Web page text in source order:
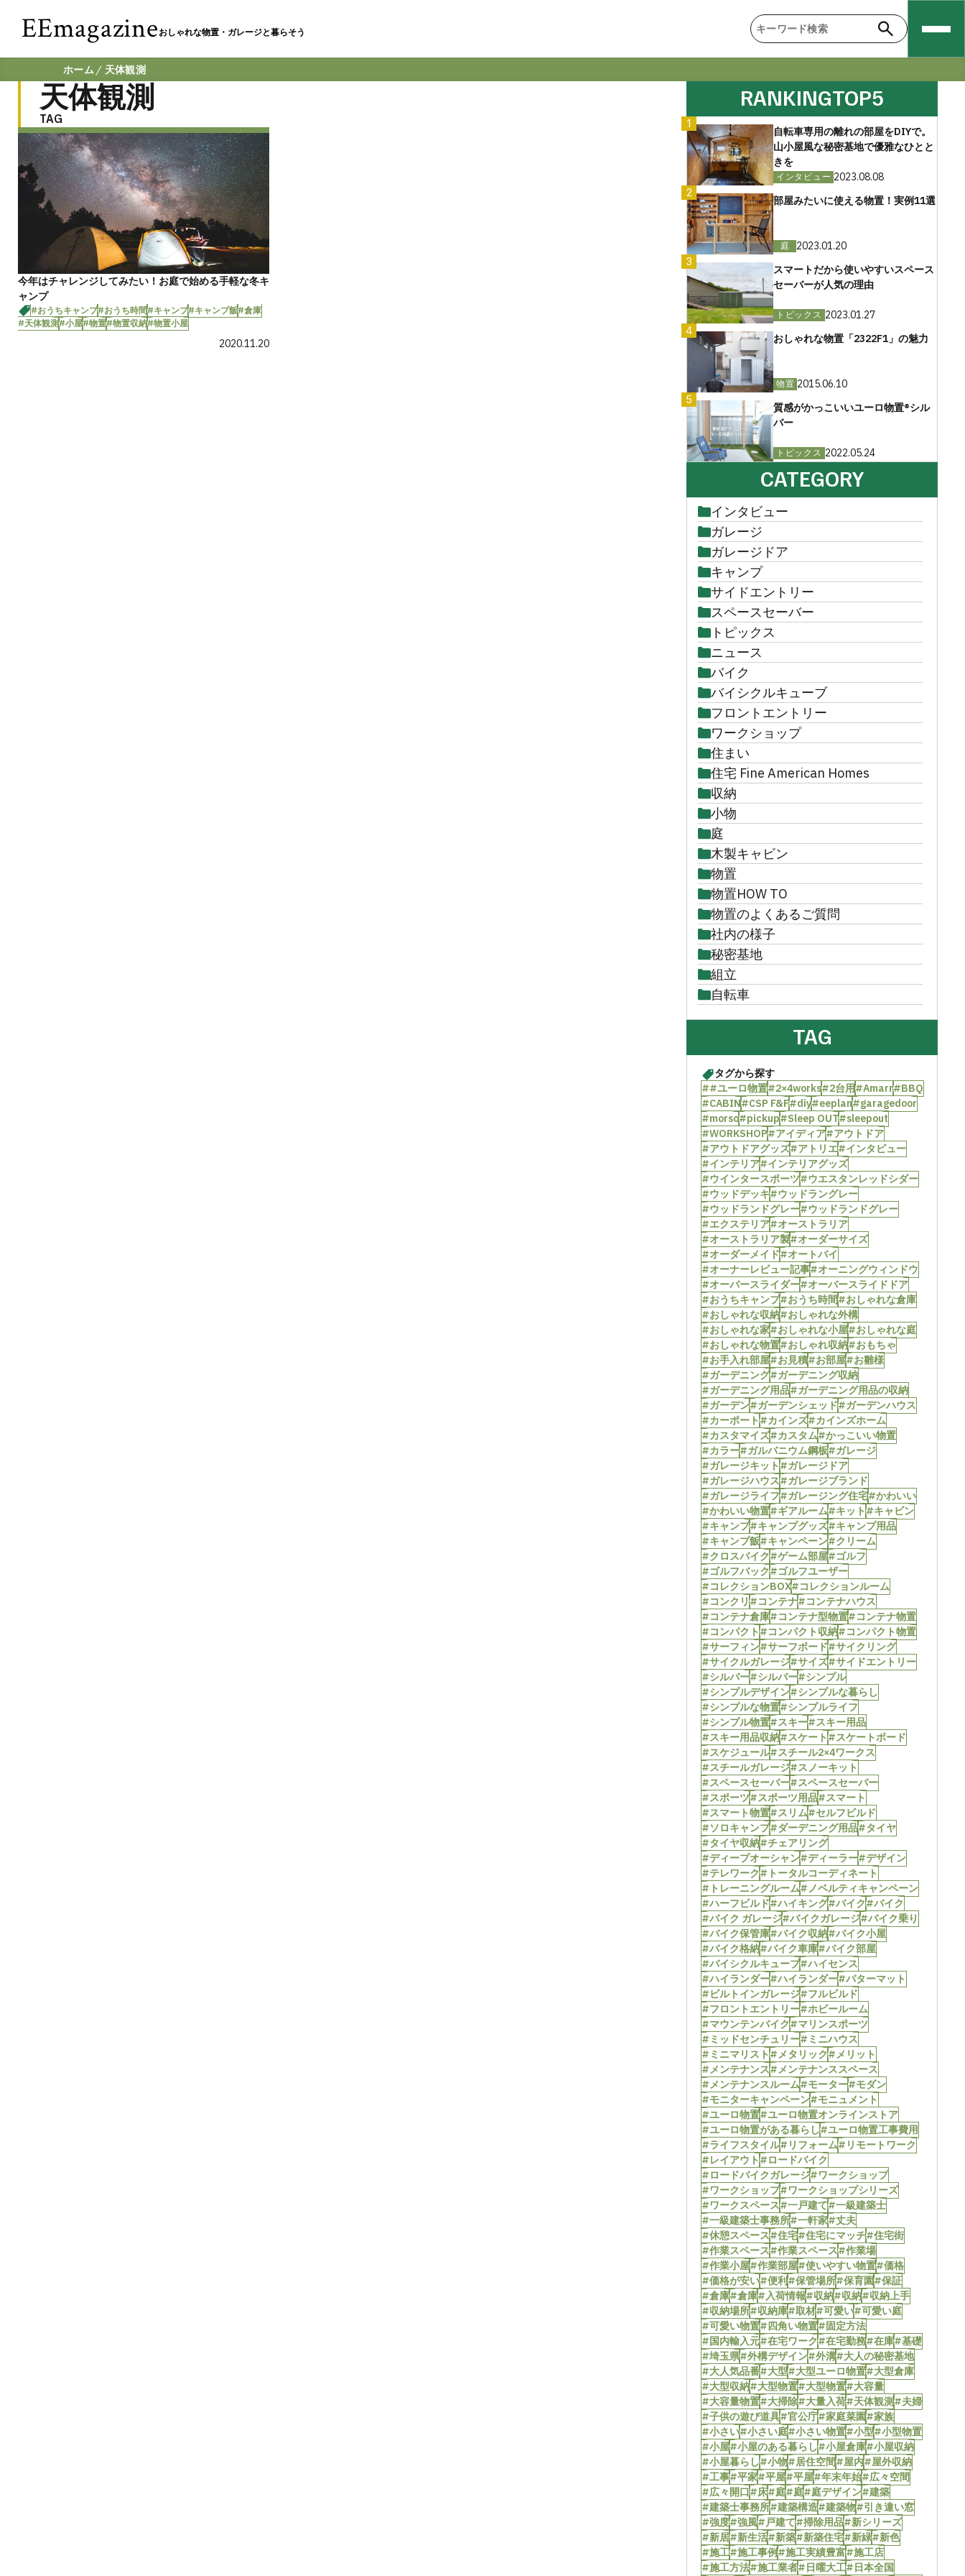
EEmagazine おしゃれな物置・ガレージと暮らそう
ホーム 天体観測
天体観測
TAG
今年はチャレンジしてみたい！お庭で始める手軽な冬キ
ャンプ
#おうちキャンプ#おうち時間#キャンプ#キャンプ飯#倉庫
#天体観測#小屋#物置#物置収納#物置小屋
2020.11.20
RANKINGTOP5
1
自転車専用の離れの部屋をDIYで。
山小屋風な秘密基地で優雅なひとと
きを
インタビュー 2023.08.08
2
部屋みたいに使える物置！実例11選
庭
2023.01.20
3
スマートだから使いやすいスペース
セーバーが人気の理由
トピックス 2023.01.27
4
おしゃれな物置「2322F1」の魅力
物置 2015.06.10
5
質感がかっこいいユーロ物置®︎シル
バー
トピックス 2022.05.24
CATEGORY
インタビュー
ガレージ
ガレージドア
キャンプ
サイドエントリー
スペースセーバー
トピックス
ニュース
バイク
バイシクルキューブ
フロントエントリー
ワークショップ
住まい
住宅 Fine American Homes
収納
小物
庭
木製キャビン
物置
物置HOW TO
物置のよくあるご質問
社内の様子
秘密基地
組立
自転車
TAG
タグから探す
##ユーロ物置#2×4works#2台用#Amarr#BBQ
#CABIN#CSP F&F#diy#eeplan#garagedoor
#morso#pickup#Sleep OUT#sleepout
#WORKSHOP#アイディア#アウトドア
#アウトドアグッズ#アトリエ#インタビュー
#インテリア#インテリアグッズ
#ウインタースポーツ#ウエスタンレッドシダー
#ウッドデッキ#ウッドラングレー
#ウッドランドグレー#ウッドランドグレー
#エクステリア#オーストラリア
#オーストラリア製#オーダーサイズ
#オーダーメイド#オートバイ
#オーナーレビュー記事#オーニングウィンドウ
#オーバースライダー#オーバースライドドア
#おうちキャンプ#おうち時間#おしゃれな倉庫
#おしゃれな収納#おしゃれな外構
#おしゃれな家#おしゃれな小屋#おしゃれな庭
#おしゃれな物置#おしゃれ収納#おもちゃ
#お手入れ部屋#お見積#お部屋#お雛様
#ガーデニング#ガーデニング収納
#ガーデニング用品#ガーデニング用品の収納
#ガーデン#ガーデンシェッド#ガーデンハウス
#カーポート#カインズ#カインズホーム
#カスタマイズ#カスタム#かっこいい物置
#カラー#ガルバニウム鋼板#ガレージ
#ガレージキット#ガレージドア
#ガレージハウス#ガレージブランド
#ガレージライフ#ガレージング住宅#かわいい
#かわいい物置#ギアルーム#キット#キャビン
#キャンプ#キャンプグッズ#キャンプ用品
#キャンプ飯#キャンペーン#クリーム
#クロスバイク#ゲーム部屋#ゴルフ
#ゴルフバック#ゴルフユーザー
#コレクションBOX#コレクションルーム
#コンクリ#コンテナ#コンテナハウス
#コンテナ倉庫#コンテナ型物置#コンテナ物置
#コンパクト#コンパクト収納#コンパクト物置
#サーフィン#サーフボード#サイクリング
#サイクルガレージ#サイズ#サイドエントリー
#シルバー#シルバー#シンプル
#シンプルデザイン#シンプルな暮らし
#シンプルな物置#シンプルライフ
#シンプル物置#スキー#スキー用品
#スキー用品収納#スケート#スケートボード
#スケジュール#スチール2×4ワークス
#スチールガレージ#スノーキット
#スペースセーバー#スペースセーバー
#スポーツ#スポーツ用品#スマート
#スマート物置#スリム#セルフビルド
#ソロキャンプ#ダーデニング用品#タイヤ
#タイヤ収納#チェアリング
#ディープオーシャン#ディーラー#デザイン
#テレワーク#トータルコーディネート
#トレーニングルーム#ノベルティキャンペーン
#ハーフビルド#ハイキング#バイク#バイク
#バイク ガレージ#バイクガレージ#バイク乗り
#バイク保管庫#バイク収納#バイク小屋
#バイク格納#バイク車庫#バイク部屋
#バイシクルキューブ#ハイセンス
#ハイランダー#ハイランダー#パターマット
#ビルトインガレージ#フルビルド
#フロントエントリー#ホビールーム
#マウンテンバイク#マリンスポーツ
#ミッドセンチュリー#ミニハウス
#ミニマリスト#メタリック#メリット
#メンテナンス#メンテナンススペース
#メンテナンスルーム#モーター#モダン
#モニターキャンペーン#モニュメント
#ユーロ物置#ユーロ物置オンラインストア
#ユーロ物置がある暮らし#ユーロ物置工事費用
#ライフスタイル#リフォーム#リモートワーク
#レイアウト#ロードバイク
#ロードバイクガレージ#ワークショップ
#ワークショップ#ワークショップシリーズ
#ワークスペース#一戸建て#一級建築士
#一級建築士事務所#一軒家#丈夫
#休憩スペース#住宅#住宅にマッチ#住宅街
#作業スペース#作業スペース#作業場
#作業小屋#作業部屋#使いやすい物置#価格
#価格が安い#便利#保管場所#保育園#保証
#倉庫#倉庫#入荷情報#収納#収納#収納上手
#収納場所#収納庫#取材#可愛い#可愛い庭
#可愛い物置#四角い物置#固定方法
#国内輸入元#在宅ワーク#在宅勤務#在庫#基礎
#埼玉県#外構デザイン#外溝#大人の秘密基地
#大人気品番#大型#大型ユーロ物置#大型倉庫
#大型収納#大型物置#大型物置#大容量
#大容量物置#大掃除#大量入荷#天体観測#夫婦
#子供の遊び道具#官公庁#家庭菜園#家族
#小さい#小さい庭#小さい物置#小型#小型物置
#小屋#小屋のある暮らし#小屋倉庫#小屋収納
#小屋暮らし#小物#居住空間#屋内#屋外収納
#工事#平家#平屋#平屋#年末年始#広々空間
#広々開口#床#庭#庭#庭デザイン#建築
#建築士事務所#建築構造#建築物#引き違い窓
#強度#強風#戸建て#掃除用品#新シリーズ
#新居#新生活#新築#新築住宅#新緑#新色
#施工#施工事例#施工実績豊富#施工店
#施工方法#施工業者#日曜大工#日本全国